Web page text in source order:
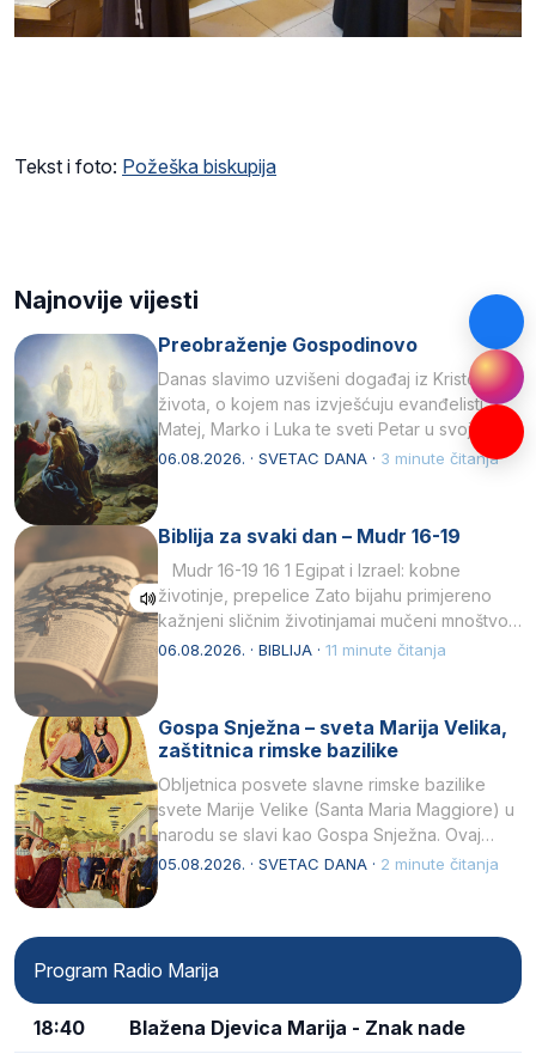
Tekst i foto: Požeška biskupija
Najnovije vijesti
Preobraženje Gospodinovo
Danas slavimo uzvišeni događaj iz Kristova
života, o kojem nas izvješćuju evanđelisti
Matej, Marko i Luka te sveti Petar u svojoj
drugoj…
06.08.2026. · SVETAC DANA · 3 minute čitanja
Biblija za svaki dan – Mudr 16-19
Mudr 16-19 16 1 Egipat i Izrael: kobne
životinje, prepelice Zato bijahu primjereno
kažnjeni sličnim životinjamai mučeni mnoštvom
kukaca.2 A narod…
06.08.2026. · BIBLIJA · 11 minute čitanja
Gospa Snježna – sveta Marija Velika,
zaštitnica rimske bazilike
Obljetnica posvete slavne rimske bazilike
svete Marije Velike (Santa Maria Maggiore) u
narodu se slavi kao Gospa Snježna. Ovaj
naziv, Sancta Maria…
05.08.2026. · SVETAC DANA · 2 minute čitanja
Program Radio Marija
18:40 Blažena Djevica Marija - Znak nade